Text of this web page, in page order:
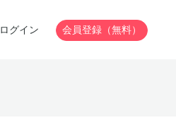
ログイン 会員登録（無料）